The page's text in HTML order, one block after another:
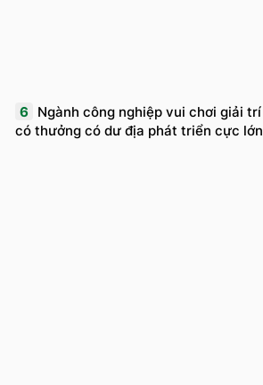
6 Ngành công nghiệp vui chơi giải trí
có thưởng có dư địa phát triển cực lớn